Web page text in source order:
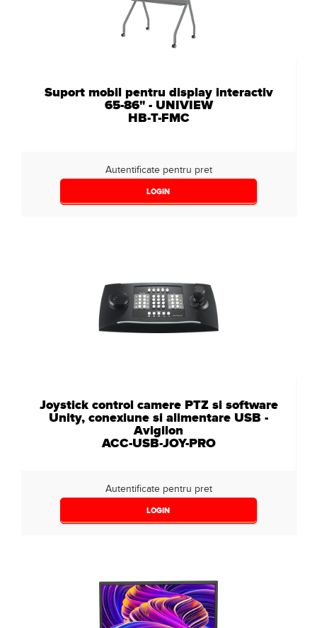
Suport mobil pentru display interactiv
65-86" - UNIVIEW
HB-T-FMC
Autentificate pentru pret
LOGIN
Joystick control camere PTZ si software
Unity, conexiune si alimentare USB -
Avigilon
ACC-USB-JOY-PRO
Autentificate pentru pret
LOGIN